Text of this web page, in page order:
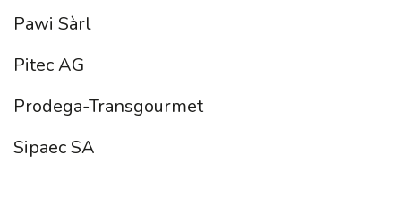
Pawi Sàrl
Pitec AG
Prodega-Transgourmet
Sipaec SA